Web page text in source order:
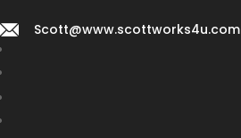
Scott@www.scottworks4u.com